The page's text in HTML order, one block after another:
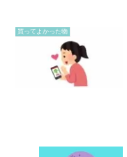
買ってよかった物